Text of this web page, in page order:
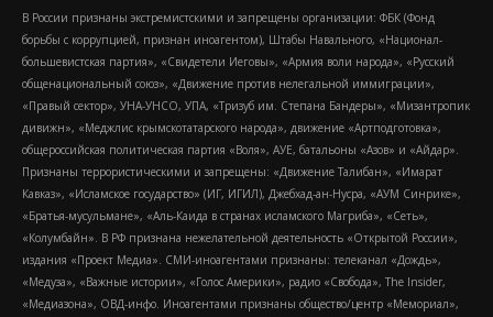
В России признаны экстремистскими и запрещены организации: ФБК (Фонд
борьбы с коррупцией, признан иноагентом), Штабы Навального, «Национал-
большевистская партия», «Свидетели Иеговы», «Армия воли народа», «Русский
общенациональный союз», «Движение против нелегальной иммиграции»,
«Правый сектор», УНА-УНСО, УПА, «Тризуб им. Степана Бандеры», «Мизантропик
дивижн», «Меджлис крымскотатарского народа», движение «Артподготовка»,
общероссийская политическая партия «Воля», АУЕ, батальоны «Азов» и «Айдар».
Признаны террористическими и запрещены: «Движение Талибан», «Имарат
Кавказ», «Исламское государство» (ИГ, ИГИЛ), Джебхад-ан-Нусра, «АУМ Синрике»,
«Братья-мусульмане», «Аль-Каида в странах исламского Магриба», «Сеть»,
«Колумбайн». В РФ признана нежелательной деятельность «Открытой России»,
издания «Проект Медиа». СМИ-иноагентами признаны: телеканал «Дождь»,
«Медуза», «Важные истории», «Голос Америки», радио «Свобода», The Insider,
«Медиазона», ОВД-инфо. Иноагентами признаны общество/центр «Мемориал»,